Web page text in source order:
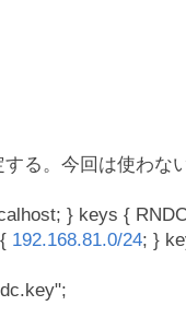
る。今回は使わな
} keys {
192.168.81.0/24; }